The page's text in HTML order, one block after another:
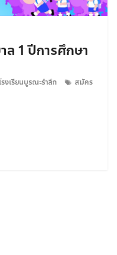
1 ปีการศึกษา
งเรียนบูรณะรำลึก
สมัคร